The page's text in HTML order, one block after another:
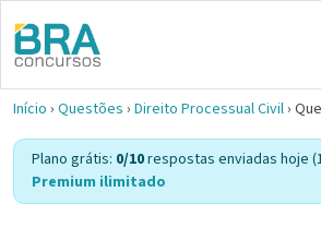
Início › Questões › Direito Processual Civil›
Plano grátis: 0/10respostas enviadas hoje
Premium ilimitado